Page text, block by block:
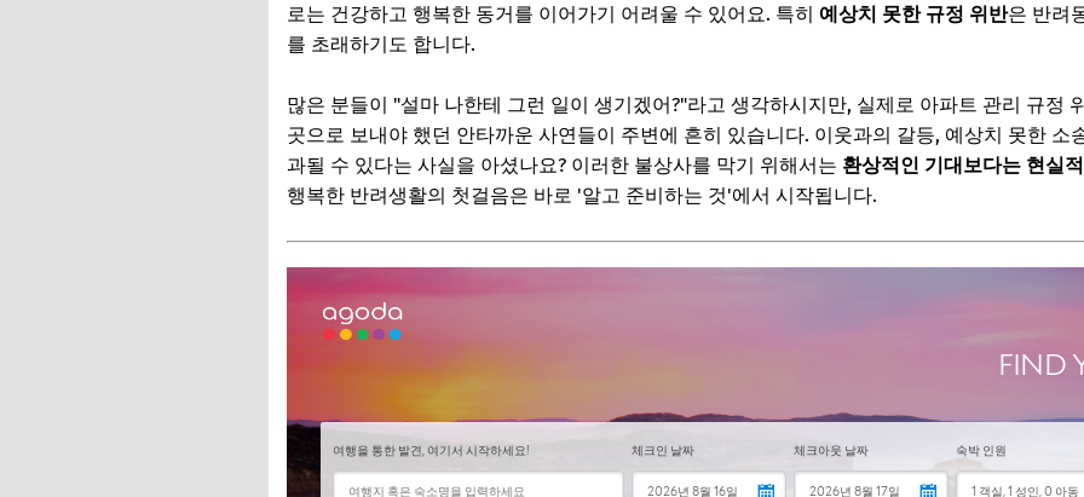
1. 아파트 및 공동주택
3. 전원주택 및 단독주택
📌 지금 뜨는 꿀정보! 놓치지 마세요
추가할인 코드 WRVE6
1. 급식 및 급수 용품
4. 미용 및 위생 용품
로는 건강하고 행복한 동거를 이어가기 어려울 수 있어요. 특히 예상치 못한 규정 위반은 반려
를 초래하기도 합니다.
많은 분들이 "설마 나한테 그런 일이 생기겠어?"라고 생각하시지만, 실제로 아파트 관리 규정
곳으로 보내야 했던 안타까운 사연들이 주변에 흔히 있습니다. 이웃과의 갈등, 예상치 못한 소
과될 수 있다는 사실을 아셨나요? 이러한 불상사를 막기 위해서는 환상적인 기대보다는 현실
행복한 반려생활의 첫걸음은 바로 '알고 준비하는 것'에서 시작됩니다.